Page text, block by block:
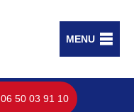
MENU
06 50 03 91 10